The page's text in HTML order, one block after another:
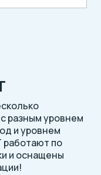
разным уровнем
и уровнем
работают по
и оснащены